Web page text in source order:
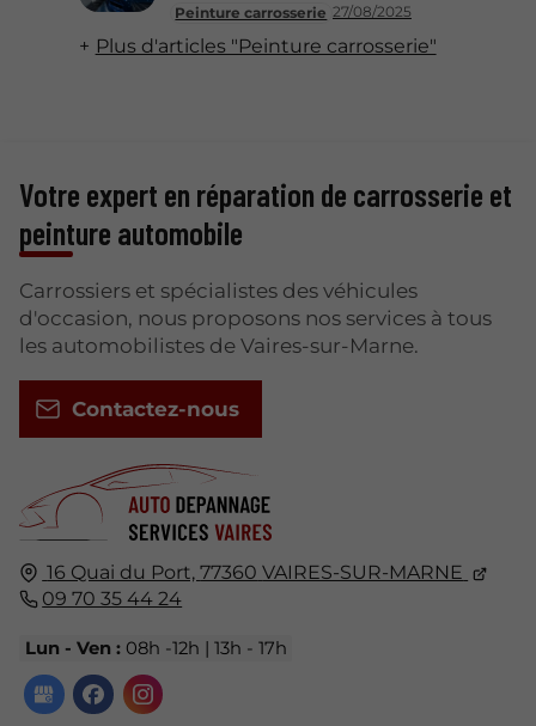
Peinture carrosserie 27/08/2025
Plus d'articles "Peinture carrosserie"
16 Quai du Port,77360 VAIRES-SUR-MARNE
09 70 35 44 24
Lun - Ven : 08h -12h | 13h - 17h
Votre expert en réparation de carrosserie et
peinture automobile
Carrossiers et spécialistes des véhicules
d'occasion, nous proposons nos services à tous
les automobilistes de Vaires-sur-Marne.
Contactez-nous